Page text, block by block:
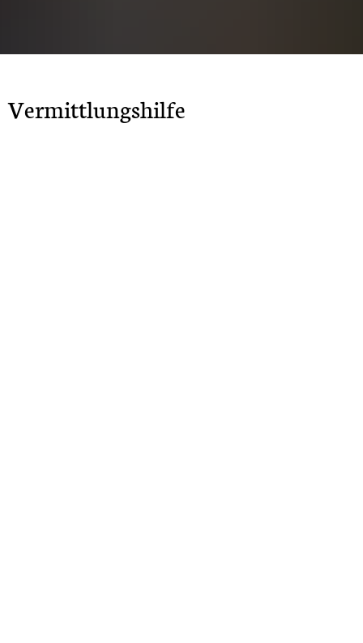
Vermittlungshilfe